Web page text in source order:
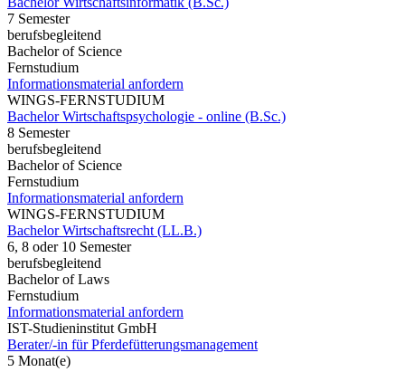
7 Semester
berufsbegleitend
Bachelor of Science
Fernstudium
Informationsmaterial anfordern
WINGS-FERNSTUDIUM
Bachelor Wirtschaftspsychologie - online (B.Sc.)
8 Semester
berufsbegleitend
Bachelor of Science
Fernstudium
Informationsmaterial anfordern
WINGS-FERNSTUDIUM
Bachelor Wirtschaftsrecht (LL.B.)
6, 8 oder 10 Semester
berufsbegleitend
Bachelor of Laws
Fernstudium
Informationsmaterial anfordern
IST-Studieninstitut GmbH
Berater/-in für Pferdefütterungsmanagement
5 Monat(e)